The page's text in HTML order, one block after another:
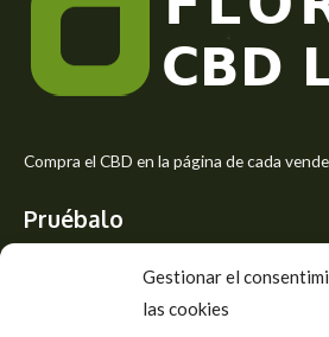
Gestionar el
las cookies
s
e
Compra el CBD en la página de cada
Pruébalo
Siente el mejor aroma de las flores CBD y